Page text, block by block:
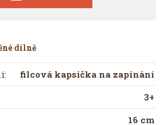
filcová kapsička na zapínání
3+
16 cm
dílně